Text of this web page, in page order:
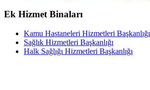
Ek Hizmet Binaları
Kamu Hastaneleri Hizmetleri Başkanlığı
Sağlık Hizmetleri Başkanlığı
Halk Sağlığı Hizmetleri Başkanlığı